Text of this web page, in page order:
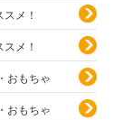
メ！
メ！
おもちゃ
おもちゃ